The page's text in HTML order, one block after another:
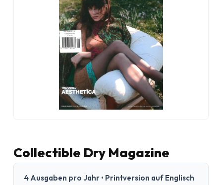
Collectible Dry Magazine
4 Ausgaben pro Jahr • Printversion auf Englisch